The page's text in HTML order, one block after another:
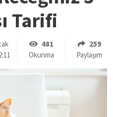
Tarifi
481
Okunma
259
Paylaşım